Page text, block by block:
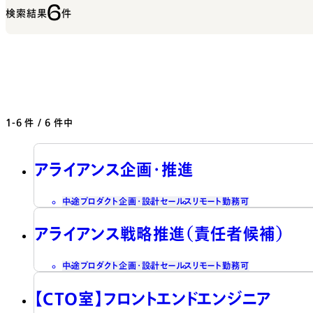
検索結果6件
1-6 件 / 6 件中
アライアンス企画・推進
中途プロダクト企画・設計セールス リモート勤務可
アライアンス戦略推進（責任者候補）
中途プロダクト企画・設計セールス リモート勤務可
【CTO室】フロントエンドエンジニア